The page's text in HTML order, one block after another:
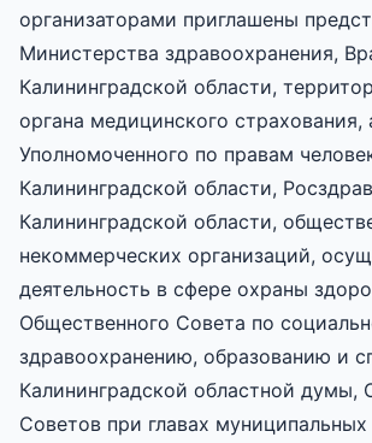
организаторами приглашены
Министерства здравоохранения,
Калининградской области,
органа медицинского страхования,
Уполномоченного по правам
Калининградской области,
Калининградской области,
некоммерческих организаций,
деятельность в сфере охраны
Общественного Совета по
здравоохранению, образованию и
Калининградской областной думы,
Советов при главах муниципальных